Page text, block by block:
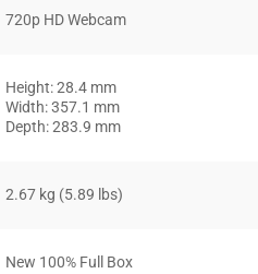
720p HD Webcam
Height: 28.4 mm
Width: 357.1 mm
Depth: 283.9 mm
2.67 kg (5.89 lbs)
New 100% Full Box